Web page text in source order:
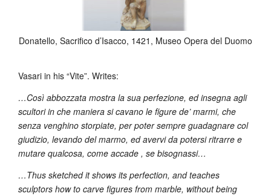
Donatello, Sacrifico d’Isacco, 1421, Museo Opera del Duomo
Vasari in his “Vite”. Writes:
…Così abbozzata mostra la sua perfezione, ed insegna agli
scultori in che maniera si cavano le figure de’ marmi, che
senza venghino storpiate, per poter sempre guadagnare col
giudizio, levando del marmo, ed avervi da potersi ritrarre e
mutare qualcosa, come accade , se bisognassi…
…Thus sketched it shows its perfection, and teaches
sculptors how to carve figures from marble, without being